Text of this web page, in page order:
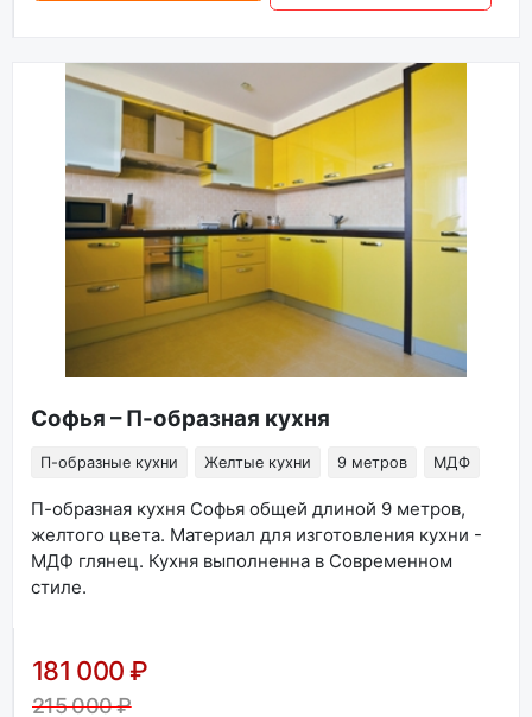
Софья – П-образная кухня
П-образные кухни Желтые кухни 9 метров МДФ
П-образная кухня Софья общей длиной 9 метров,
желтого цвета. Материал для изготовления кухни -
МДФ глянец. Кухня выполненна в Современном
стиле.
181 000 ₽
215 000 ₽